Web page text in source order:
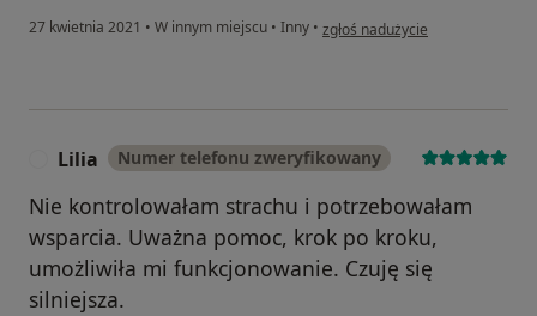
27 kwietnia 2021 • W innym miejscu • Inny • w opinii użytkownika Koko
zgłoś nadużycie
Lilia Numer telefonu zweryfikowany
Nie kontrolowałam strachu i potrzebowałam
wsparcia. Uważna pomoc, krok po kroku,
umożliwiła mi funkcjonowanie. Czuję się
silniejsza.